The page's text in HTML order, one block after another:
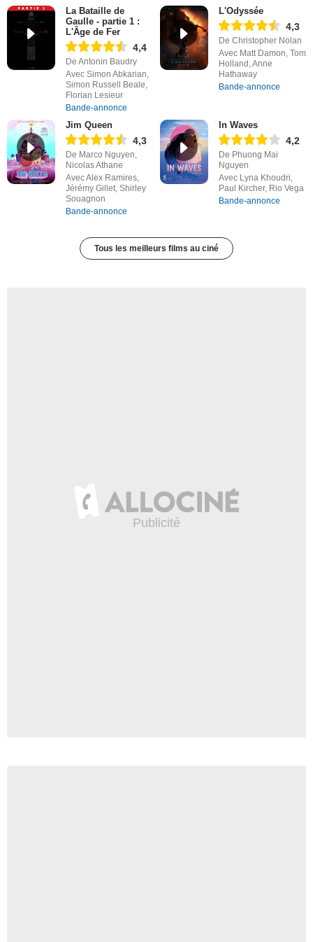
La Bataille de
Gaulle - partie 1 :
L'Âge de Fer
4,4
De Antonin Baudry
Avec Simon Abkarian,
Simon Russell Beale,
Florian Lesieur
Bande-annonce
L'Odyssée
4,3
De Christopher Nolan
Avec Matt Damon, Tom
Holland, Anne
Hathaway
Bande-annonce
Jim Queen
4,3
De Marco Nguyen,
Nicolas Athane
Avec Alex Ramires,
Jérémy Gillet, Shirley
Souagnon
Bande-annonce
In Waves
4,2
De Phuong Mai
Nguyen
Avec Lyna Khoudri,
Paul Kircher, Rio Vega
Bande-annonce
Tous les meilleurs films au ciné